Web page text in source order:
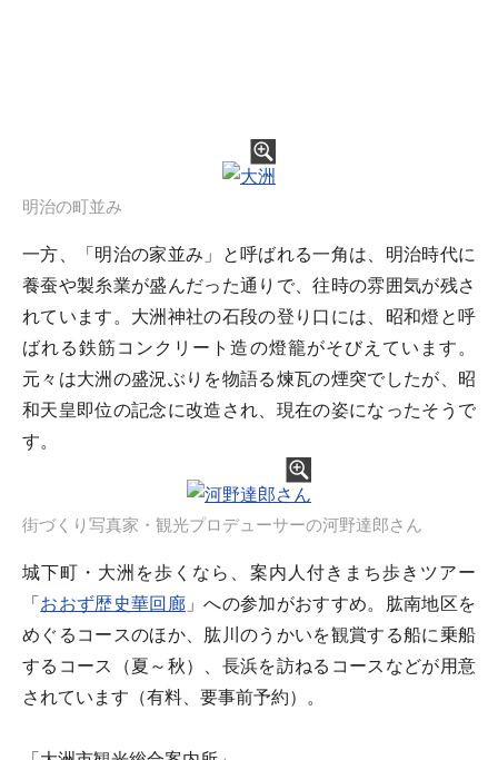
明治の町並み
一方、「明治の家並み」と呼ばれる一角は、明治時代に
養蚕や製糸業が盛んだった通りで、往時の雰囲気が残さ
れています。大洲神社の石段の登り口には、昭和燈と呼
ばれる鉄筋コンクリート造の燈籠がそびえています。
元々は大洲の盛況ぶりを物語る煉瓦の煙突でしたが、昭
和天皇即位の記念に改造され、現在の姿になったそうで
す。
街づくり写真家・観光プロデューサーの河野達郎さん
城下町・大洲を歩くなら、案内人付きまち歩きツアー
「おおず歴史華回廊 」への参加がおすすめ。肱南地区を
めぐるコースのほか、肱川のうかいを観賞する船に乗船
するコース（夏～秋）、長浜を訪ねるコースなどが用意
されています（有料、要事前予約）。